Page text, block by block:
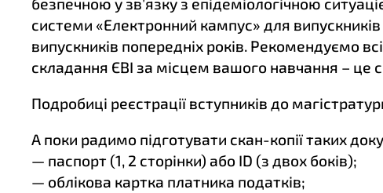
системи «Електронний кампус» для
випускників попередніх років. Рекомендуємо
складання ЄВІ за місцем вашого навчання – це
Подробиці реєстрації вступників до
А поки радимо підготувати скан-копії таких
— паспорт (1, 2 сторінки) або ID (з двох боків);
— облікова картка платника податків;